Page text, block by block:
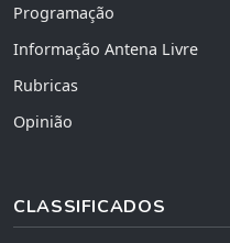
Programação
Informação Antena Livre
Rubricas
Opinião
CLASSIFICADOS